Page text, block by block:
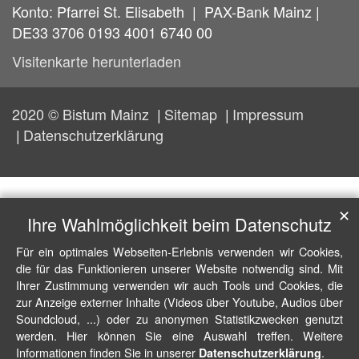
Konto: Pfarrei St. Elisabeth | PAX-Bank Mainz |
DE33 3706 0193 4001 6740 00
Visitenkarte herunterladen
2020 © Bistum Mainz Sitemap
Impressum
Datenschutzerklärung
Ihre Wahlmöglichkeit beim Datenschutz
Für ein optimales Webseiten-Erlebnis verwenden wir Cookies,
die für das Funktionieren unserer Website notwendig sind. Mit
Ihrer Zustimmung verwenden wir auch Tools und Cookies, die
zur Anzeige externer Inhalte (Videos über Youtube, Audios über
Soundcloud, ...) oder zu anonymen Statistikzwecken genutzt
werden. Hier können Sie eine Auswahl treffen. Weitere
Informationen finden Sie in unserer Datenschutzerklärung.
✕